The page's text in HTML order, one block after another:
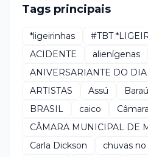
Tags principais
*ligeirinhas
#TBT
ACIDENTE
alienígenas
ANIVERSARIANTE DO DIA
ARTISTAS
Assú
BRASIL
caico
CÂMARA MUNICIPAL DE
Carla Dickson
chuvas no